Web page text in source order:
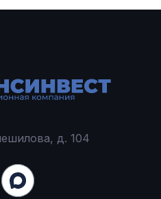
д. 104